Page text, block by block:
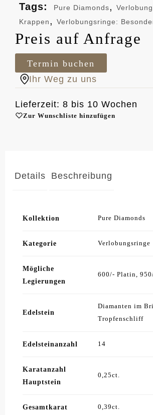
Tags: Pure Diamonds,
Krappen, Verlobungsringe:
Preis auf Anfrage
Termin buchen
Ihr Weg zu uns
Lieferzeit: 8 bis 10 Wochen
Zur Wunschliste hinzufügen
Details Beschreibung
Kollektion Pure Diamonds
Kategorie Verlobungsringe
Mögliche
Legierungen
600/- Platin,
Edelstein
Diamanten im
Tropfenschliff
Edelsteinanzahl 14
Karatanzahl
Hauptstein
0,25ct.
Gesamtkarat 0,39ct.